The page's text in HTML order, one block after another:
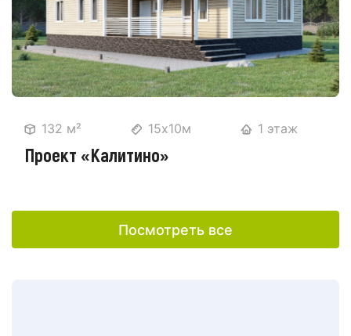
132 м² 15х10м 1 этаж
Проект «Калитино»
Посмотреть все